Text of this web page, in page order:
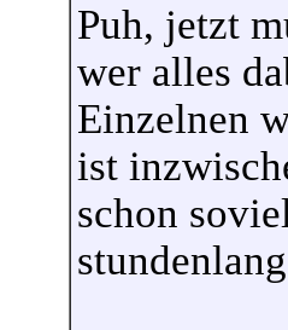
Puh, jetzt
wer alles
Einzelnen
ist
schon